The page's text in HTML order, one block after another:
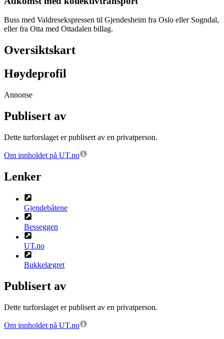
Buss med Valdresekspressen til Gjendesheim fra Oslo eller Sogndal,
eller fra Otta med Ottadalen billag.
Oversiktskart
Høydeprofil
Annonse
Publisert av
Dette turforslaget er publisert av en privatperson.
Om innholdet på UT.no
Lenker
Gjendebåtene
Besseggen
UT.no
Bukkelægret
Publisert av
Dette turforslaget er publisert av en privatperson.
Om innholdet på UT.no